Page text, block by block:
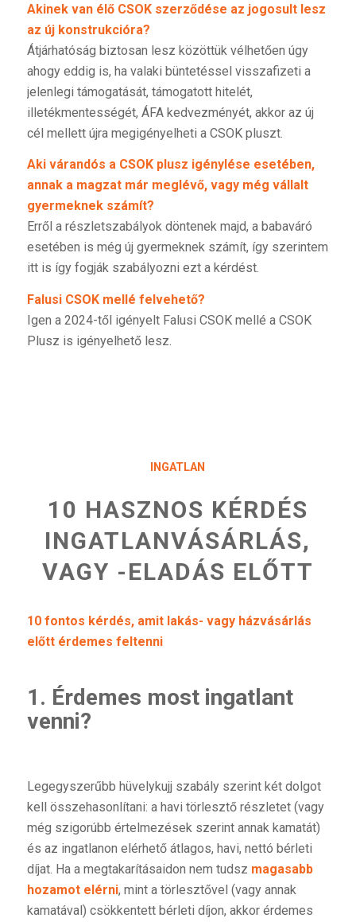
Akinek van élő CSOK szerződése az jogosult lesz
az új konstrukcióra?
Átjárhatóság biztosan lesz közöttük vélhetően úgy
ahogy eddig is, ha valaki büntetéssel visszafizeti a
jelenlegi támogatását, támogatott hitelét,
illetékmentességét, ÁFA kedvezményét, akkor az új
cél mellett újra megigényelheti a CSOK pluszt.
Aki várandós a CSOK plusz igénylése esetében,
annak a magzat már meglévő, vagy még vállalt
gyermeknek számít?
Erről a részletszabályok döntenek majd, a babaváró
esetében is még új gyermeknek számít, így szerintem
itt is így fogják szabályozni ezt a kérdést.
Falusi CSOK mellé felvehető?
Igen a 2024-től igényelt Falusi CSOK mellé a CSOK
Plusz is igényelhető lesz.
INGATLAN
10 HASZNOS KÉRDÉS
INGATLANVÁSÁRLÁS,
VAGY -ELADÁS ELŐTT
10 fontos kérdés, amit lakás- vagy házvásárlás
előtt érdemes feltenni
1. Érdemes most ingatlant
venni?
Legegyszerűbb hüvelykujj szabály szerint két dolgot
kell összehasonlítani: a havi törlesztő részletet (vagy
még szigorúbb értelmezések szerint annak kamatát)
és az ingatlanon elérhető átlagos, havi, nettó bérleti
díjat. Ha a megtakarításaidon nem tudsz magasabb
hozamot elérni, mint a törlesztővel (vagy annak
kamatával) csökkentett bérleti díjon, akkor érdemes